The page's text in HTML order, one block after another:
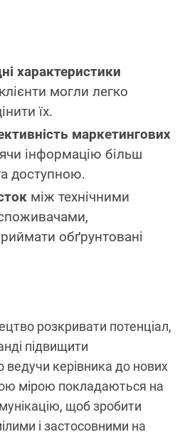
характеристики
могли легко
їх.
маркетингових
інформацію більш
доступною.
між технічними
обґрунтовані
розкривати потенціал,
підвищити
ведучи керівника до нових
мірою покладаються на
щоб зробити
і застосовними на